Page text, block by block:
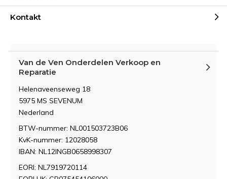
Kontakt
Van de Ven Onderdelen Verkoop en
Reparatie
Helenaveenseweg 18
5975 MS SEVENUM
Nederland
BTW-nummer: NL001503723B06
KvK-nummer: 12028058
IBAN: NL12INGB0658998307
EORI: NL7919720114